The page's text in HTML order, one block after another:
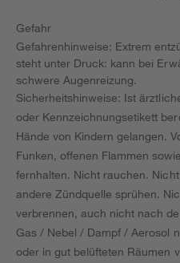
Gefahr
Gefahrenhinweise: Extrem
steht unter Druck: kann bei
schwere Augenreizung.
Sicherheitshinweise: Ist
oder Kennzeichnungsetikett
Hände von Kindern gelangen.
Funken, offenen Flammen
fernhalten. Nicht rauchen.
andere Zündquelle sprühen.
verbrennen, auch nicht nach
Gas / Nebel / Dampf / Aerosol
oder in gut belüfteten Räumen